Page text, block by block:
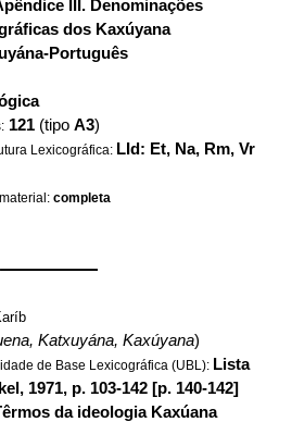
III. Denominações
dos Kaxúyana
Português
121 (tipoA3)
Lexicográfica: LId: Et, Na, Rm, Vr
completa
——————
Katxuyána, Kaxúyana)
de Base Lexicográfica (UBL): Lista
1971, p. 103-142 [p. 140-142]
da ideologia Kaxúana